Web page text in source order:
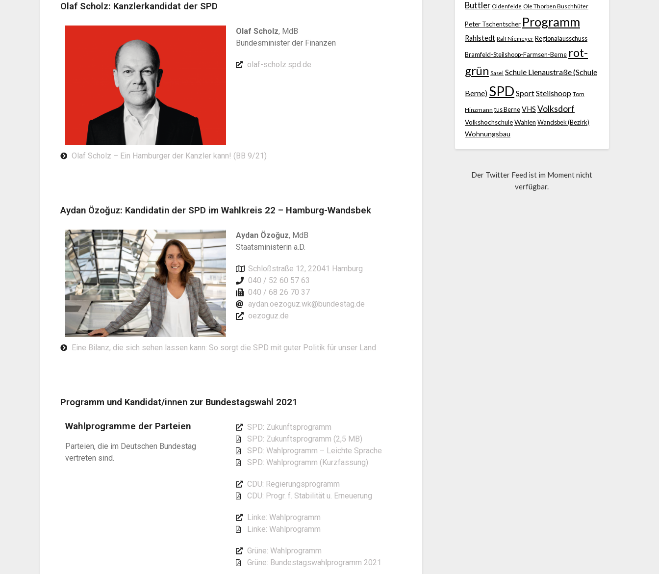
Olaf Scholz: Kanzlerkandidat der SPD
Olaf Scholz, MdB
Bundesminister der Finanzen
olaf-scholz.spd.de
Olaf Scholz – Ein Hamburger der Kanzler kann! (BB 9/21)
Aydan Özoğuz: Kandidatin der SPD im Wahlkreis 22 – Hamburg-Wandsbek
Aydan Özoğuz, MdB
Staatsministerin a.D.
Schloßstraße 12, 22041 Hamburg
040 / 52 60 57 63
040 / 68 26 70 37
aydan.oezoguz.wk@bundestag.de
oezoguz.de
Eine Bilanz, die sich sehen lassen kann: So sorgt die SPD mit guter Politik für unser Land
Programm und Kandidat/innen zur Bundestagswahl 2021
Wahlprogramme der Parteien
Parteien, die im Deutschen Bundestag
vertreten sind.
SPD: Zukunftsprogramm
SPD: Zukunftsprogramm (2,5 MB)
SPD: Wahlprogramm – Leichte Sprache
SPD: Wahlprogramm (Kurzfassung)
CDU: Regierungsprogramm
CDU: Progr. f. Stabilität u. Erneuerung
Linke: Wahlprogramm
Linke: Wahlprogramm
Grüne: Wahlprogramm
Grüne: Bundestagswahlprogramm 2021
Buttler Oldenfelde Ole Thorben Buschhüter
Peter Tschentscher Programm
Rahlstedt Ralf Niemeyer Regionalausschuss
Bramfeld-Steilshoop-Farmsen-Berne rot-
grün Sasel Schule Lienaustraße (Schule
Berne) SPD SportSteilshoop Tom
Hinzmann tus Berne VHS Volksdorf
VolkshochschuleWahlen Wandsbek (Bezirk)
Wohnungsbau
Der Twitter Feed ist im Moment nicht
verfügbar.